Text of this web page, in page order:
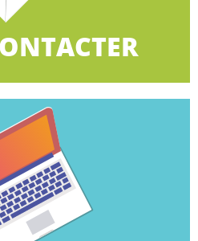
tous les éléments de
professionnelles dans les
TPE.
ICI